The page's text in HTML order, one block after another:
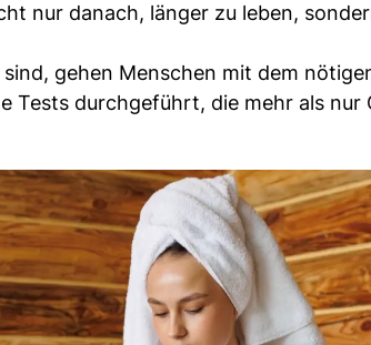
nur danach, länger zu leben,
gehen Menschen mit dem
Tests durchgeführt, die mehr als nur